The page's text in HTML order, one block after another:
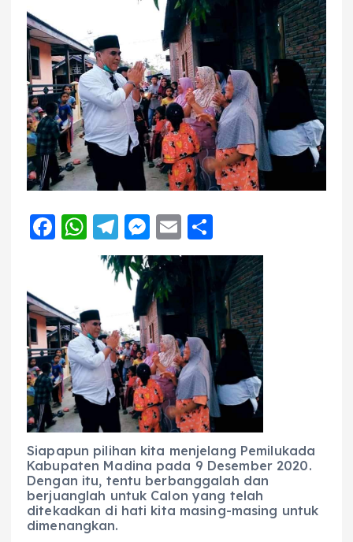
F
e
b
o
o
k
W
h
ts
A
p
p
T
el
e
g
r
a
m
M
e
ss
e
n
g
er
E
m h
a
re
Siapapun pilihan kita menjelang Pemilukada
Kabupaten Madina pada 9 Desember 2020.
Dengan itu, tentu berbanggalah dan
berjuanglah untuk Calon yang telah
ditekadkan di hati kita masing-masing untuk
dimenangkan.